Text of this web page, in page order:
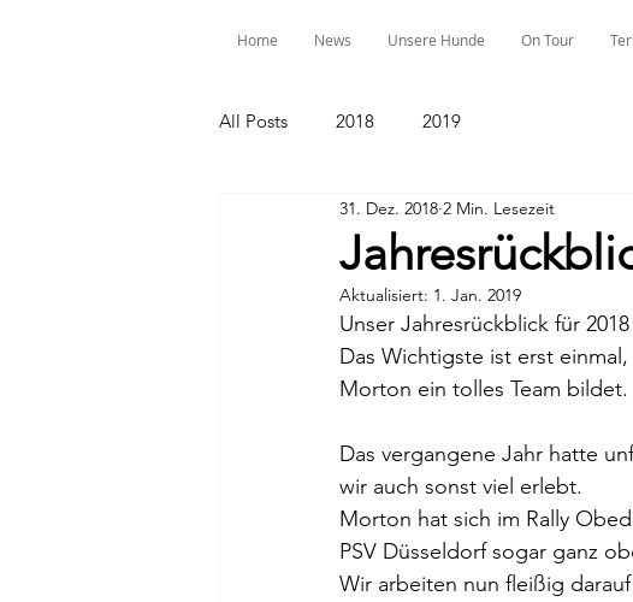
Home News Unsere Hunde On Tour
All Posts 2018 2019
31. Dez. 2018 2 Min. Lesezeit
Aktualisiert: 1. Jan. 2019
Unser Jahresrückblick für
Das Wichtigste ist erst
Morton ein tolles Team bildet.
Das vergangene Jahr hatte
wir auch sonst viel erlebt.
Morton hat sich im Rally
PSV Düsseldorf sogar ganz
Wir arbeiten nun fleißig